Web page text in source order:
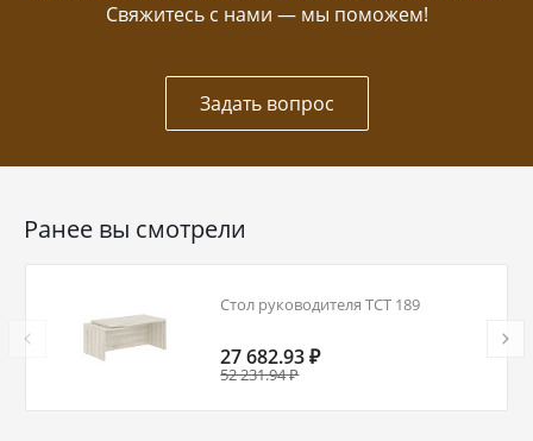
Свяжитесь с нами — мы поможем!
Задать вопрос
Ранее вы смотрели
Стол руководителя TCT 189
27 682.93 ₽
52 231.94 ₽